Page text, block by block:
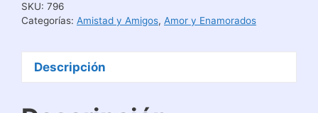
Cómics
SKU: 796
Categorías: Amistad y Amigos, Amor y Enamorados
Descripción